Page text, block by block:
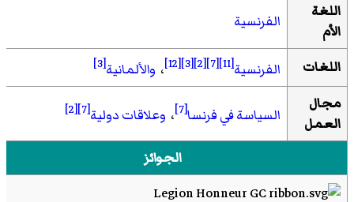
اللغة
الأم
الفرنسية
اللغات الفرنسية[11]
[7]
[2]
[3]
[12] ، والألمانية[3]
مجال
العمل
السياسة في فرنسا[7] ، وعلاقات دولية[7]
[2]
الجوائز